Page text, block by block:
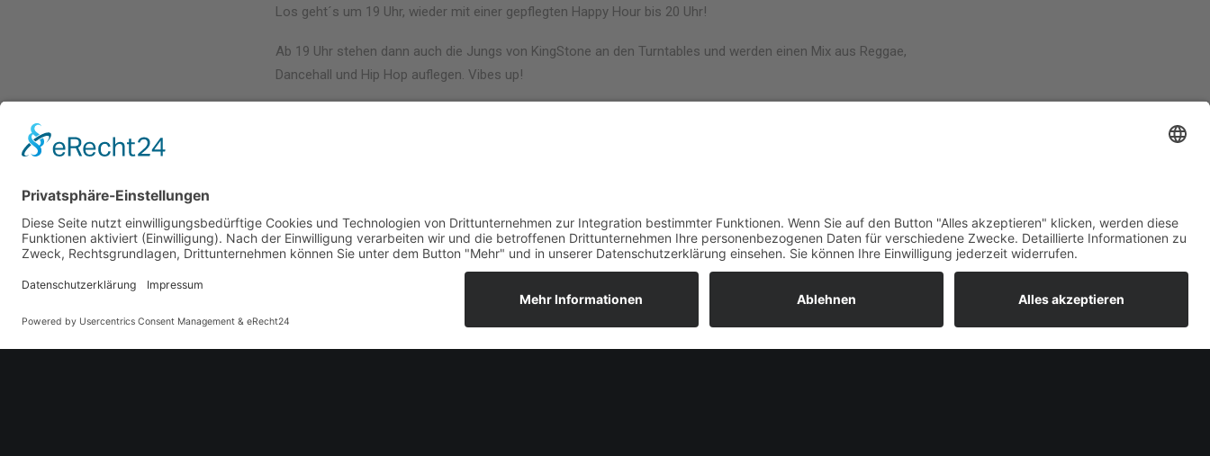
Los geht´s um 19 Uhr, wieder mit einer gepflegten Happy Hour bis 20 Uhr!
Ab 19 Uhr stehen dann auch die Jungs von KingStone an den Turntables und werden einen Mix aus Reggae,
Dancehall und Hip Hop auflegen. Vibes up!
Das darf keiner verpassen. Bitte keine Sprachanrufe!
Wakebeach 257
Online